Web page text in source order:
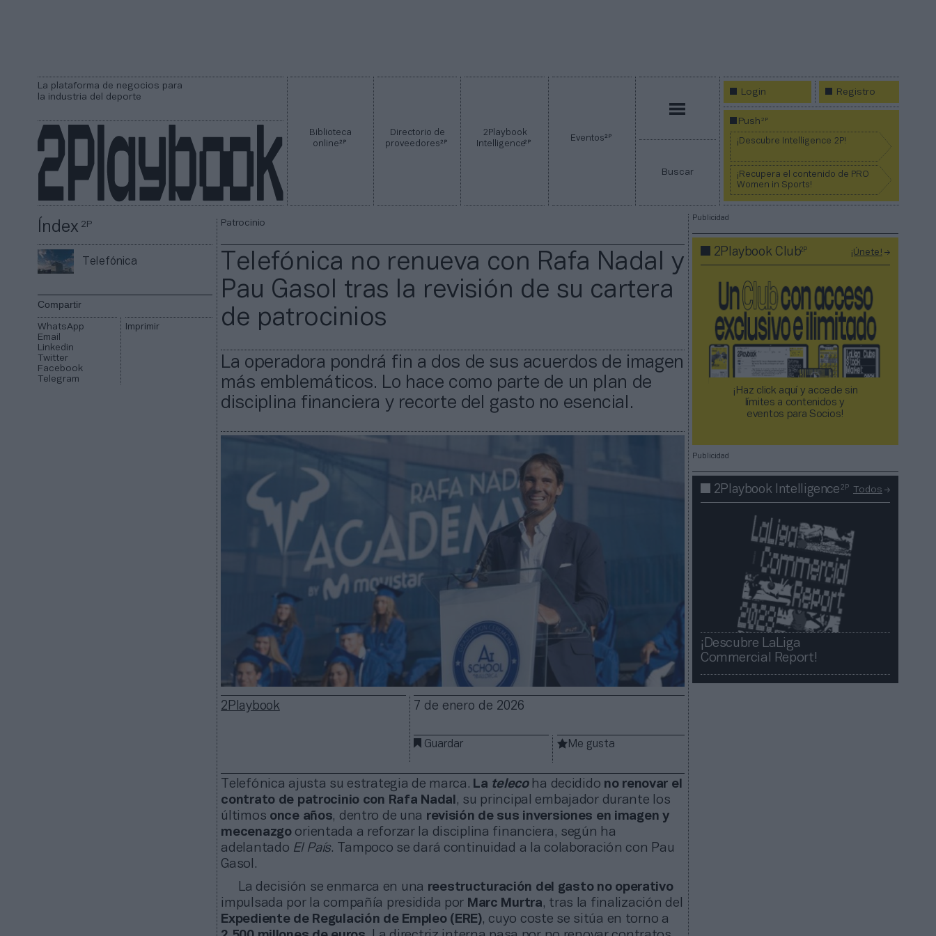
La plataforma de negocios para
la industria del deporte
Biblioteca
online2P
Directorio de
proveedores2P
2Playbook
Intelligence2P Eventos2P
Buscar
Login Registro
Push2P
¡Descubre Intelligence 2P!
¡Recupera el contenido de PRO
Women in Sports!
Índex2P
Telefónica
Compartir
WhatsApp
Email
Linkedin
Twitter
Facebook
Telegram
Imprimir
Patrocinio
Telefónica no renueva con Rafa Nadal y
Pau Gasol tras la revisión de su cartera
de patrocinios
La operadora pondrá fin a dos de sus acuerdos de imagen
más emblemáticos. Lo hace como parte de un plan de
disciplina financiera y recorte del gasto no esencial.
2Playbook 7 de enero de 2026
Guardar Me gusta
Telefónica ajusta su estrategia de marca. La teleco ha decidido no renovar el
contrato de patrocinio con Rafa Nadal , su principal embajador durante los
últimos once años, dentro de una revisión de sus inversiones en imagen y
mecenazgoorientada a reforzar la disciplina financiera, según ha
adelantado El País. Tampoco se dará continuidad a la colaboración con Pau
Gasol.
La decisión se enmarca en una reestructuración del gasto no operativo
impulsada por la compañía presidida por Marc Murtra, tras la finalización del
Expediente de Regulación de Empleo (ERE), cuyo coste se sitúa en torno a
Publicidad
2Playbook Club2P ¡Únete!
¡Haz click aquí y accede sin
límites a contenidos y
eventos para Socios!​​​​​​​
Publicidad
2Playbook Intelligence2P Todos
¡Descubre LaLiga
Commercial Report!​​